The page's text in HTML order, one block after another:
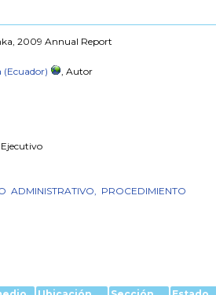
2009 Annual Report
, Autor
ADMINISTRATIVO,
PROCEDIMIENTO